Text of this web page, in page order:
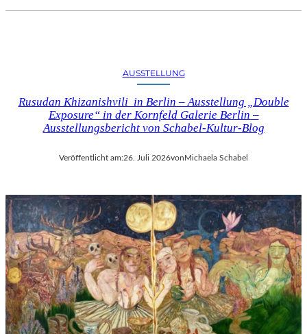
AUSSTELLUNG
Rusudan Khizanishvili in Berlin – Ausstellung „Double
Exposure“ in der Kornfeld Galerie Berlin –
Ausstellungsbericht von Schabel-Kultur-Blog
Veröffentlicht am:26. Juli 2026vonMichaela Schabel